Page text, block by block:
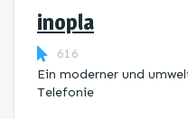
inopla
616
Ein moderner und
Telefonie